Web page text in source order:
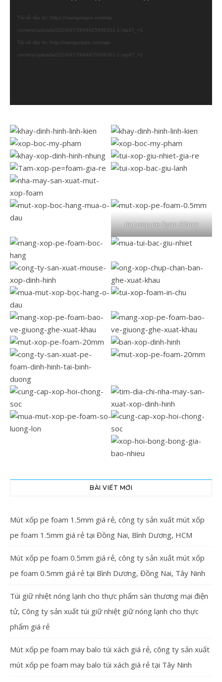
Video
Tải về tệp tin: https://mangxoppe.com/wp-
content/uploads/2024/07/5644925656301-1.mp4?_=1
Tải về tệp tin: http://mangxoppe.com/wp-
content/uploads/2024/07/5644925656301-1.mp4?_=1
mut-xop-pe-foam-0.5mm
BÀI VIẾT MỚI
Mút xốp pe foam 1.5mm giá rẻ, công ty sản xuất mút xốp
pe foam 1.5mm giá rẻ tại Đồng Nai, Bình Dương, HCM
Mút xốp pe foam 0.5mm giá rẻ, công ty sản xuất mút xốp
pe foam 0.5mm giá rẻ tại Bình Dương, Đồng Nai, Tây Ninh
Túi giữ nhiệt nóng lạnh cho thực phẩm sàn thương mại điện
tử, Công ty sản xuất túi giữ nhiệt giữ nóng lạnh cho thực
phẩm giá rẻ
Mút xốp pe foam may balo túi xách giá rẻ, công ty sản xuất
mút xốp pe foam may balo túi xách giá rẻ tại Tây Ninh